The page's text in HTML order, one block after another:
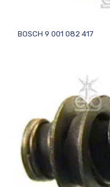
BOSCH 9 001 082 417